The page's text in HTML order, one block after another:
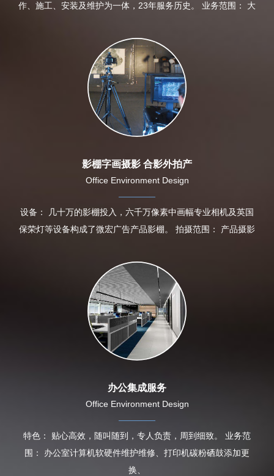
作、施工、安装及维护为一体，23年服务历史。 业务范围： 大
影棚字画摄影 合影外拍产
Office Environment Design
设备： 几十万的影棚投入，六千万像素中画幅专业相机及英国
保荣灯等设备构成了微宏广告产品影棚。 拍摄范围： 产品摄影
办公集成服务
Office Environment Design
特色： 贴心高效，随叫随到，专人负责，周到细致。 业务范
围： 办公室计算机软硬件维护维修、打印机碳粉硒鼓添加更
换、